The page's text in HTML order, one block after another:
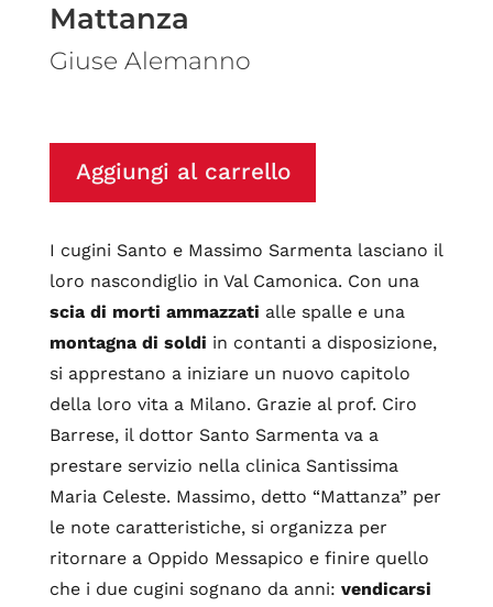
Mattanza
Giuse Alemanno
Aggiungi al carrello
I cugini Santo e Massimo Sarmenta lasciano il
loro nascondiglio in Val Camonica. Con una
scia di morti ammazzati alle spalle e una
montagna di soldi in contanti a disposizione,
si apprestano a iniziare un nuovo capitolo
della loro vita a Milano. Grazie al prof. Ciro
Barrese, il dottor Santo Sarmenta va a
prestare servizio nella clinica Santissima
Maria Celeste. Massimo, detto “Mattanza” per
le note caratteristiche, si organizza per
ritornare a Oppido Messapico e finire quello
che i due cugini sognano da anni: vendicarsi